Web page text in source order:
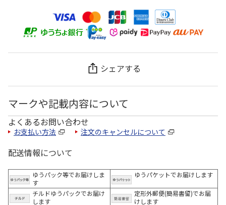
シェアする
マークや記載内容について
よくあるお問い合わせ
お支払い方法 注文のキャンセルについて
配送情報について
ゆうパック等でお届けしま
す
ゆうパケットでお届けします
チルドゆうパックでお届け
します
定形外郵便(簡易書留)でお届
けします